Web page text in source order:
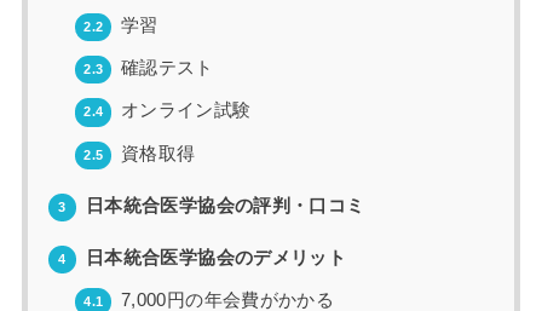
2.2 学習
2.3 確認テスト
2.4 オンライン試験
2.5 資格取得
3 日本統合医学協会の評判・口コミ
4 日本統合医学協会のデメリット
4.1 7,000円の年会費がかかる